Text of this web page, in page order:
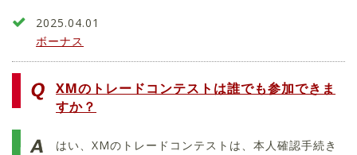
2025.04.01
ボーナス
XMのトレードコンテストは誰でも参加できま
すか？
はい、XMのトレードコンテストは、本人確認手続き